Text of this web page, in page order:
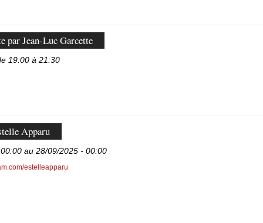
par Jean-Luc Garcette
19:00 à 21:30
Apparu
au 28/09/2025 - 00:00
estelleapparu